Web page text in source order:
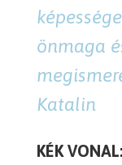
önmaga
Katalin
KÉK VONAL: